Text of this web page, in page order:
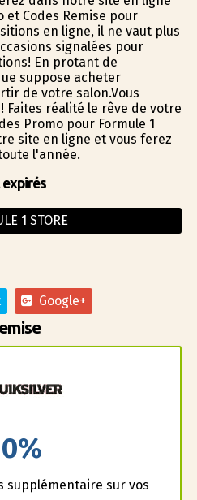
et Codes Remise pour
en ligne, il ne vaut plus
signalées pour
En profitant de
suppose acheter
de votre salon.Vous
réalité le rêve de votre
Promo pour Formule 1
site en ligne et vous ferez
l'année.
expirés
1 STORE
Google+
supplémentaire sur vos